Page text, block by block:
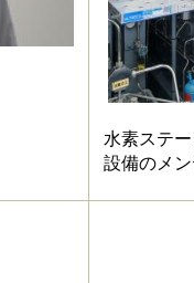
水素ステ
設備のメ